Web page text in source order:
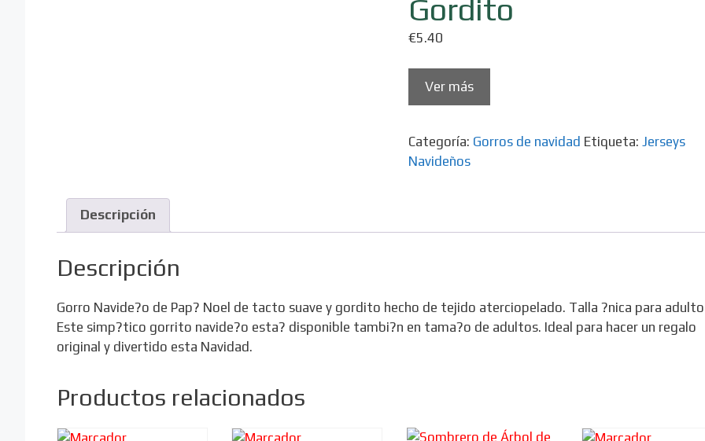
Gordito
€5.40
Ver más
Categoría: Gorros de navidad Etiqueta:Jerseys
Navideños
Descripción
Descripción
Gorro Navide?o de Pap? Noel de tacto suave y gordito hecho de tejido aterciopelado. Talla ?nica para
Este simp?tico gorrito navide?o esta? disponible tambi?n en tama?o de adultos. Ideal para hacer un regalo
original y divertido esta Navidad.
Productos relacionados